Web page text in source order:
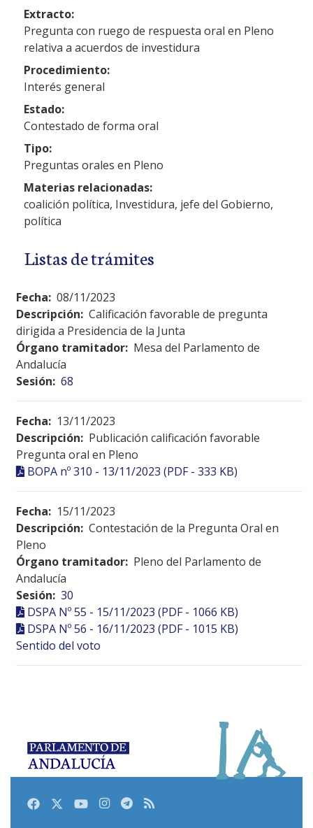
Extracto:
Pregunta con ruego de respuesta oral en Pleno
relativa a acuerdos de investidura
Procedimiento:
Interés general
Estado:
Contestado de forma oral
Tipo:
Preguntas orales en Pleno
Materias relacionadas:
coalición política, Investidura, jefe del Gobierno,
política
Listas de trámites
Fecha: 08/11/2023
Descripción: Calificación favorable de pregunta
dirigida a Presidencia de la Junta
Órgano tramitador: Mesa del Parlamento de
Andalucía
Sesión: 68
Fecha: 13/11/2023
Descripción: Publicación calificación favorable
Pregunta oral en Pleno
BOPA nº 310 - 13/11/2023 (PDF - 333 KB)
Fecha: 15/11/2023
Descripción: Contestación de la Pregunta Oral en
Pleno
Órgano tramitador: Pleno del Parlamento de
Andalucía
Sesión: 30
DSPA Nº 55 - 15/11/2023 (PDF - 1066 KB)
DSPA Nº 56 - 16/11/2023 (PDF - 1015 KB)
Sentido del voto
FacebookTwitterYoutubeInstagram
Telegram
RSS